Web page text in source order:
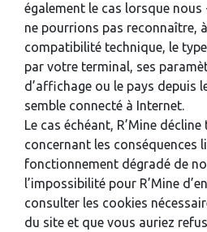
également le cas lorsque
ne pourrions pas reconnaître,
compatibilité technique, le
par votre terminal, ses
d’affichage ou le pays depuis
semble connecté à Internet.
Le cas échéant, R’Mine
concernant les conséquences
fonctionnement dégradé de
l’impossibilité pour R’Mine
consulter les cookies
du site et que vous auriez